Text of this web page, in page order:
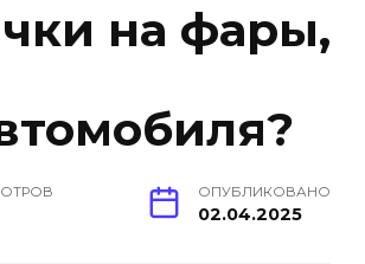
на фары,
ОПУБЛИКОВАНО
02.04.2025